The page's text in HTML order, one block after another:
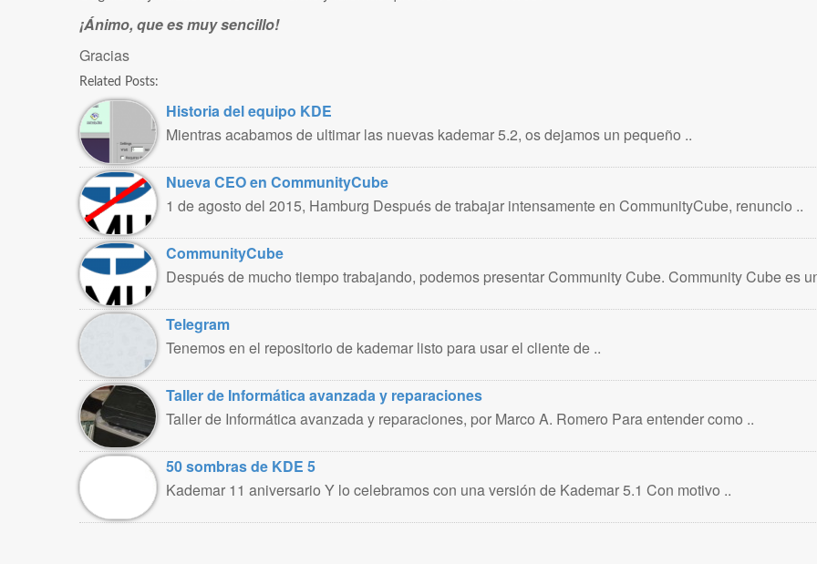
¡Ánimo, que es muy sencillo!
Gracias
Related Posts:
Historia del equipo KDE
Mientras acabamos de ultimar las nuevas kademar 5.2, os dejamos un pequeño ..
Nueva CEO en CommunityCube
1 de agosto del 2015, Hamburg Después de trabajar intensamente en CommunityCube, renuncio ..
CommunityCube
Después de mucho tiempo trabajando, podemos presentar Community Cube. Community Cube es
Telegram
Tenemos en el repositorio de kademar listo para usar el cliente de ..
Taller de Informática avanzada y reparaciones
Taller de Informática avanzada y reparaciones, por Marco A. Romero Para entender como ..
50 sombras de KDE 5
Kademar 11 aniversario Y lo celebramos con una versión de Kademar 5.1 Con motivo ..